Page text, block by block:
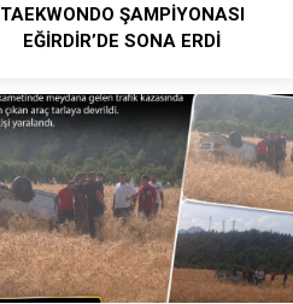
TAEKWONDO ŞAMPİYONASI
EĞİRDİR’DE SONA ERDİ